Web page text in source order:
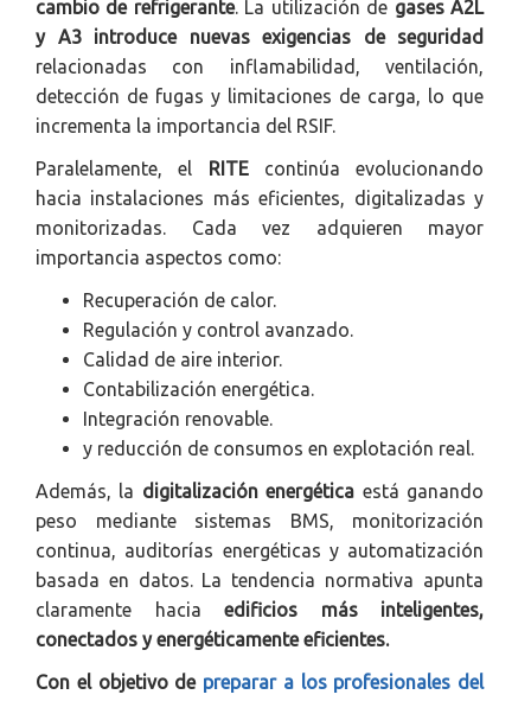
cambio de refrigerante. La utilización de gases A2L
y A3 introduce nuevas exigencias de seguridad
relacionadas con inflamabilidad, ventilación,
detección de fugas y limitaciones de carga, lo que
incrementa la importancia del RSIF.
Paralelamente, el RITE continúa evolucionando
hacia instalaciones más eficientes, digitalizadas y
monitorizadas. Cada vez adquieren mayor
importancia aspectos como:
Recuperación de calor.
Regulación y control avanzado.
Calidad de aire interior.
Contabilización energética.
Integración renovable.
y reducción de consumos en explotación real.
Además, la digitalización energética está ganando
peso mediante sistemas BMS, monitorización
continua, auditorías energéticas y automatización
basada en datos. La tendencia normativa apunta
claramente hacia edificios más inteligentes,
conectados y energéticamente eficientes.
Con el objetivo de preparar a los profesionales del